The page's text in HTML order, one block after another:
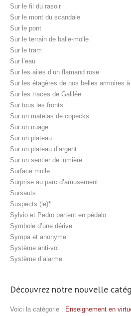
Sur le fil du rasoir
Sur le mont du scandale
Sur le pont
Sur le terrain de balle-molle
Sur le tram
Sur l’eau
Sur les ailes d’un flamand rose
Sur les étagères de nos belles armoires
Sur les traces de Galilée
Sur tous les fronts
Sur un matelas de copecks
Sur un nuage
Sur un plateau
Sur un plateau d’argent
Sur un sentier de lumière
Surface molle
Surprise au parc d’amusement
Sursauts
Suspects (le)*
Sylvio et Pedro partent en pédalo
Symbole d’une dérive
Sympa et anonyme
Système anti-vol
Système d’alarme
Découvrez notre nouvelle
Voici la catégorie : Enseignement en